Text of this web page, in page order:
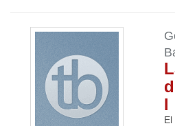
I
El